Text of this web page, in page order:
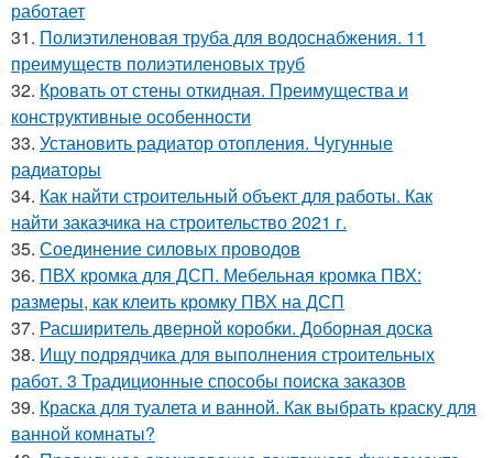
работает
31. Полиэтиленовая труба для водоснабжения. 11
преимуществ полиэтиленовых труб
32. Кровать от стены откидная. Преимущества и
конструктивные особенности
33. Установить радиатор отопления. Чугунные
радиаторы
34. Как найти строительный объект для работы. Как
найти заказчика на строительство 2021 г.
35. Соединение силовых проводов
36. ПВХ кромка для ДСП. Мебельная кромка ПВХ:
размеры, как клеить кромку ПВХ на ДСП
37. Расширитель дверной коробки. Доборная доска
38. Ищу подрядчика для выполнения строительных
работ. 3 Традиционные способы поиска заказов
39. Краска для туалета и ванной. Как выбрать краску для
ванной комнаты?